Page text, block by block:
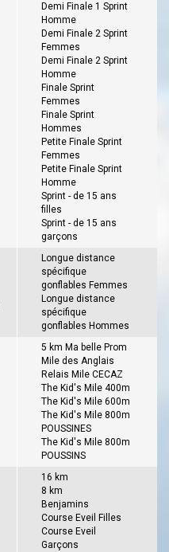
Demi Finale 1 Sprint
Homme
Demi Finale 2 Sprint
Femmes
Demi Finale 2 Sprint
Homme
Finale Sprint
Femmes
Finale Sprint
Hommes
Petite Finale Sprint
Femmes
Petite Finale Sprint
Homme
Sprint - de 15 ans
filles
Sprint - de 15 ans
garçons
Longue distance
spécifique
gonflables Femmes
Longue distance
spécifique
gonflables Hommes
5 km Ma belle Prom
Mile des Anglais
Relais Mile CECAZ
The Kid's Mile 400m
The Kid's Mile 600m
The Kid's Mile 800m
POUSSINES
The Kid's Mile 800m
POUSSINS
16 km
8 km
Benjamins
Course Eveil Filles
Course Eveil
Garçons